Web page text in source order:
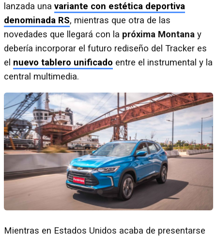
lanzada una variante con estética deportiva
denominada RS, mientras que otra de las
novedades que llegará con la próxima Montana y
debería incorporar el futuro rediseño del Tracker es
el nuevo tablero unificado entre el instrumental y la
central multimedia.
Mientras en Estados Unidos acaba de presentarse